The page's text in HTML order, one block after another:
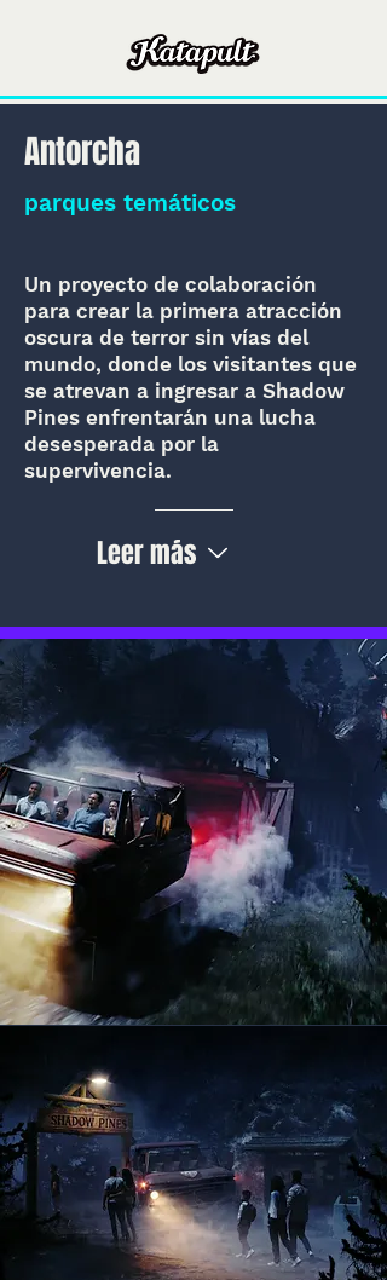
Antorcha
parques temáticos
Un proyecto de colaboración
para crear la primera atracción
oscura de terror sin vías del
mundo, donde los visitantes que
se atrevan a ingresar a Shadow
Pines enfrentarán una lucha
desesperada por la
supervivencia.
Leer más